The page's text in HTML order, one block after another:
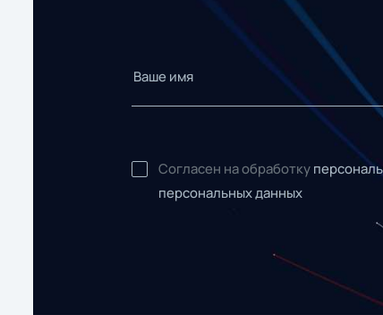
Согласен на обработку
персональных данных